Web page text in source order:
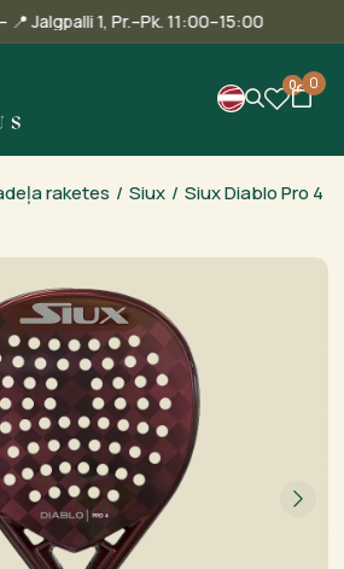
— 📍 Jalgpalli 1, Pr.–Pk. 11:00–15:00
0 0
raketes / Siux / Siux Diablo Pro 4